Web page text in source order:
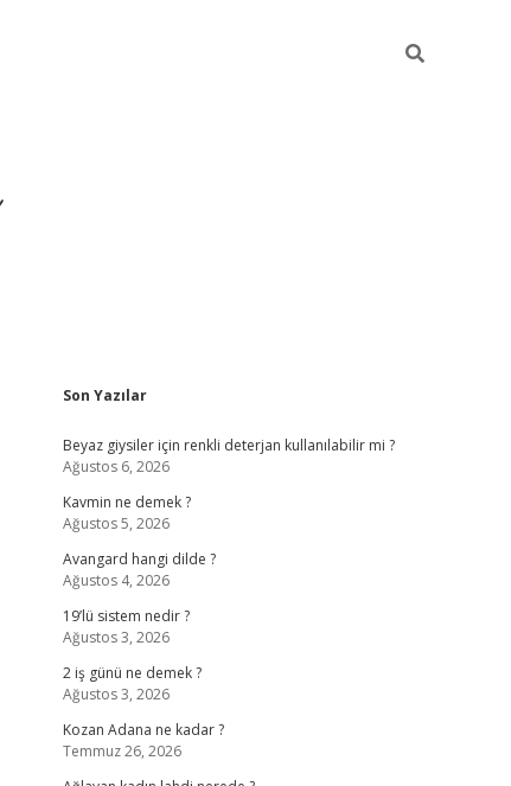
Sidebar
Son Yazılar
Beyaz giysiler için renkli deterjan kullanılabilir mi ?
Ağustos 6, 2026
Kavmin ne demek ?
Ağustos 5, 2026
Avangard hangi dilde ?
Ağustos 4, 2026
19’lü sistem nedir ?
Ağustos 3, 2026
2 iş günü ne demek ?
Ağustos 3, 2026
Kozan Adana ne kadar ?
Temmuz 26, 2026
ilbet yeni giriş